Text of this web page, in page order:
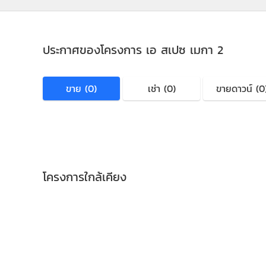
ประกาศของโครงการ เอ สเปซ เมกา 2
ขาย (0) เช่า (0) ขายดาวน์
โครงการใกล้เคียง